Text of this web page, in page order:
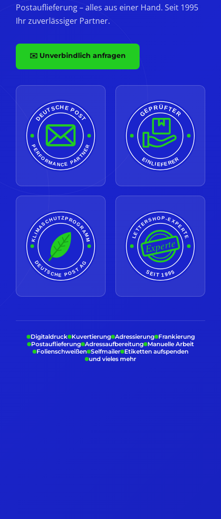
Postauflieferung – alles aus einer Hand. Seit 1995
Ihr zuverlässiger Partner.
✉️ Unverbindlich anfragen
DEUTSCHE POST
PERFORMANCE PARTNER
GEPRÜFTER
EINLIEFERER
KLIMASCHUTZPROGRAMM
DEUTSCHE POST AG
LETTERSHOP-EXPERTE
SEIT 1995
Experte
Digitaldruck Kuvertierung Adressierung Frankierung
Postauflieferung Adressaufbereitung Manuelle Arbeit
Folienschweißen Selfmailer Etiketten aufspenden
und vieles mehr